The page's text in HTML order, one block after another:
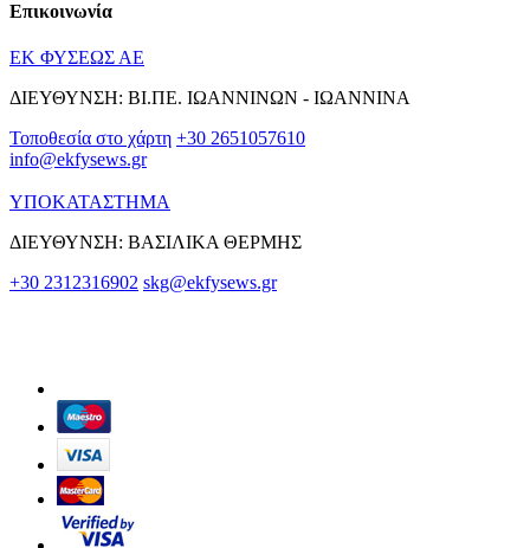
Επικοινωνία
ΕΚ ΦΥΣΕΩΣ ΑΕ
ΔΙΕΥΘΥΝΣΗ: ΒΙ.ΠΕ. ΙΩΑΝΝΙΝΩΝ - ΙΩΑΝΝΙΝΑ
Τοποθεσία στο χάρτη +30 2651057610
info@ekfysews.gr
ΥΠΟΚΑΤΑΣΤΗΜΑ
ΔΙΕΥΘΥΝΣΗ: ΒΑΣΙΛΙΚΑ ΘΕΡΜΗΣ
+30 2312316902 skg@ekfysews.gr